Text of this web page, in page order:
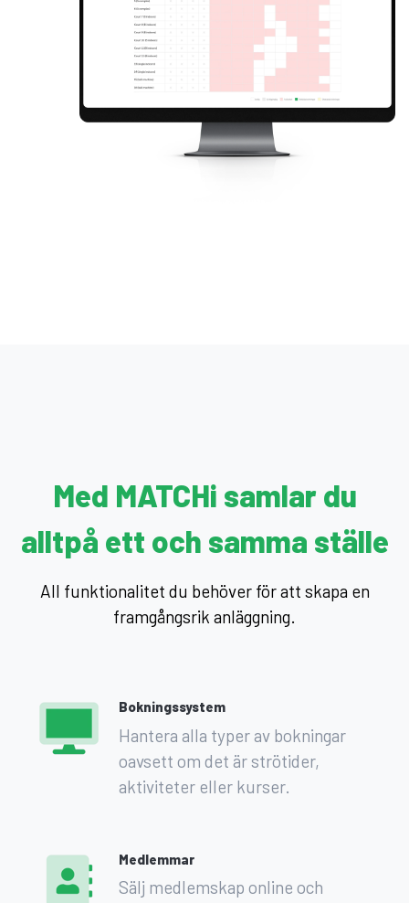
Med MATCHi samlar du
alltpå ett och samma ställe
All funktionalitet du behöver för att skapa en
framgångsrik anläggning.
Bokningssystem
Hantera alla typer av bokningar
oavsett om det är strötider,
aktiviteter eller kurser.
Medlemmar
Sälj medlemskap online och